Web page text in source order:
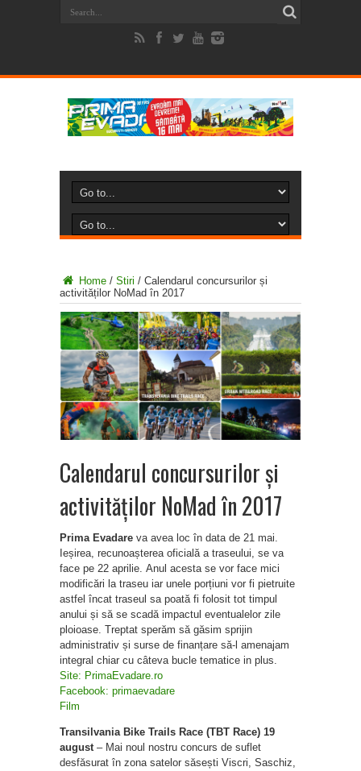
Home / Stiri / Calendarul concursurilor și
activităților NoMad în 2017
Calendarul concursurilor și
activităților NoMad în 2017
Prima Evadare va avea loc în data de 21 mai.
Ieșirea, recunoașterea oficială a traseului, se va
face pe 22 aprilie. Anul acesta se vor face mici
modificări la traseu iar unele porțiuni vor fi pietruite
astfel încat traseul sa poată fi folosit tot timpul
anului și să se scadă impactul eventualelor zile
ploioase. Treptat sperăm să găsim sprijin
administrativ și surse de finanțare să-l amenajam
integral chiar cu câteva bucle tematice in plus.
Site: PrimaEvadare.ro
Facebook: primaevadare
Film
Transilvania Bike Trails Race (TBT Race) 19
august– Mai noul nostru concurs de suflet
desfăsurat în zona satelor săsești Viscri, Saschiz,